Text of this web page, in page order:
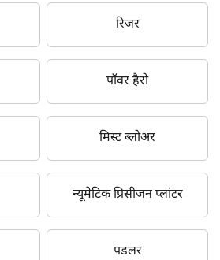
रिजर
पॉवर हैरो
मिस्ट ब्लोअर
न्यूमेटिक प्रिसीजन प्लांटर
पडलर